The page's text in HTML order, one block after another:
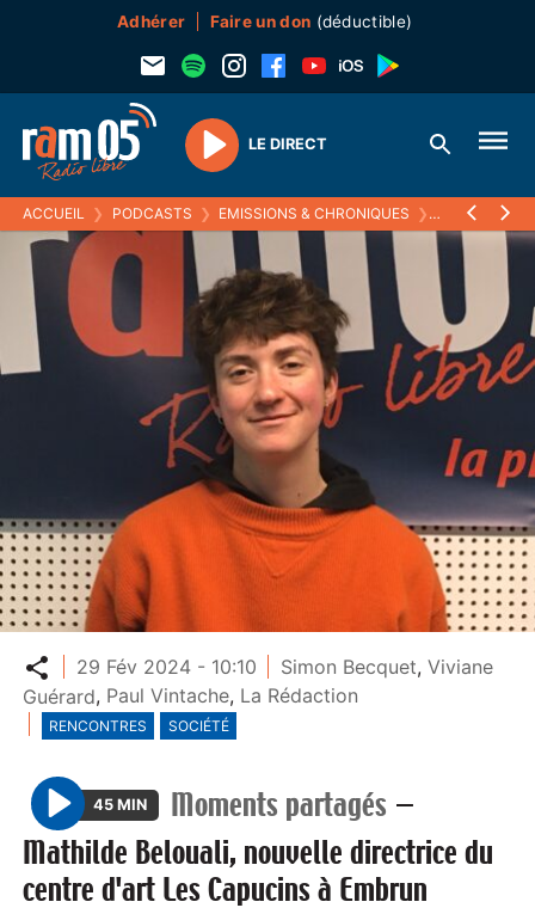
Adhérer Faire un don (déductible)
Play
LE DIRECT
ACCUEIL ❯ PODCASTS ❯ EMISSIONS & CHRONIQUES ❯ MOMENTS
Partager
29 Fév 2024 - 10:10 Simon Becquet, Viviane
Guérard, Paul Vintache, La Rédaction
RENCONTRES SOCIÉTÉ
P
l
a
45 MIN Moments partagés —
Mathilde Belouali, nouvelle directrice du
centre d'art Les Capucins à Embrun